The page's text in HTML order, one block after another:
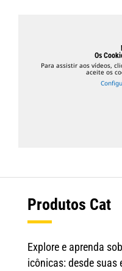
Os
Para assistir aos vídeos,
aceite os
Produtos Cat
Explore e aprenda
icônicas: desde suas